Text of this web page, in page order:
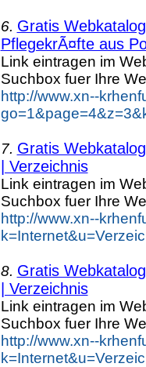
6. Gratis
PflegekrÃ¤fte aus
Link eintragen im
Suchbox fuer Ihre
http://www.xn--
7. Gratis
| Verzeichnis
Link eintragen im
Suchbox fuer Ihre
http://www.xn--
8. Gratis
| Verzeichnis
Link eintragen im
Suchbox fuer Ihre
http://www.xn--